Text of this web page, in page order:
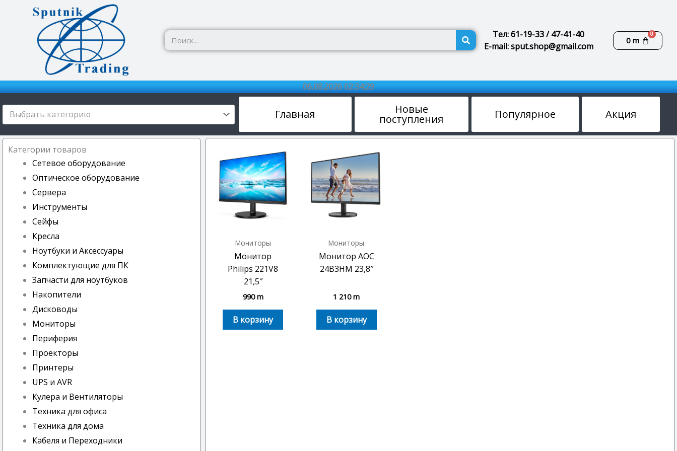
Перейти
содержимому
ПоискТел: 61-19-33 / 47-41-40
E-mail: sput.shop@gmail.com
0m
06.08.2026 02:34:30
Выбрать категорию Главная Новые
поступления Популярное Акция
Категории товаров
Сетевое оборудование
Оптическое оборудование
Сервера
Инструменты
Сейфы
Кресла
Ноутбуки и Аксессуары
Комплектующие для ПК
Запчасти для ноутбуков
Накопители
Дисководы
Мониторы
Периферия
Проекторы
Принтеры
UPS и AVR
Кулера и Вентиляторы
Техника для офиса
Техника для дома
Кабеля и Переходники
Мониторы
Монитор
Philips 221V8
21,5″
990m
В корзину
Мониторы
Монитор AOC
24B3HM 23,8″
1 210m
В корзину